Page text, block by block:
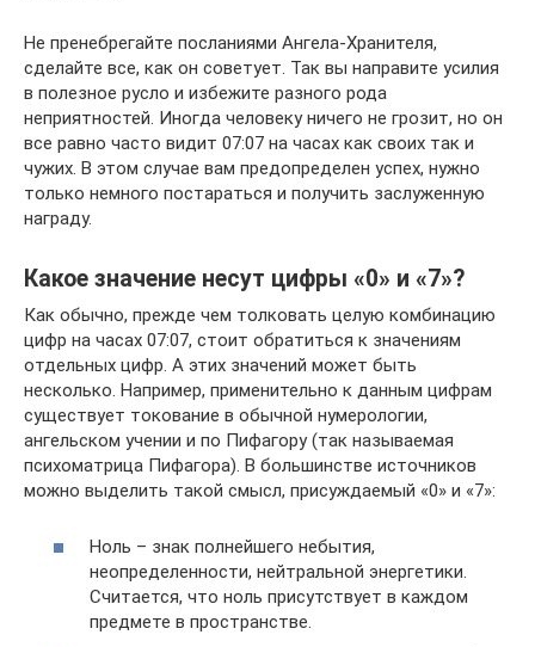
Не пренебрегайте посланиями Ангела-Хранителя,
сделайте все, как он советует. Так вы направите усилия
в полезное русло и избежите разного рода
неприятностей. Иногда человеку ничего не грозит, но он
все равно часто видит 07:07 на часах как своих так и
чужих. В этом случае вам предопределен успех, нужно
только немного постараться и получить заслуженную
награду.
Какое значение несут цифры «0» и «7»?
Как обычно, прежде чем толковать целую комбинацию
цифр на часах 07:07, стоит обратиться к значениям
отдельных цифр. А этих значений может быть
несколько. Например, применительно к данным цифрам
существует токование в обычной нумерологии,
ангельском учении и по Пифагору (так называемая
психоматрица Пифагора). В большинстве источников
можно выделить такой смысл, присуждаемый «0» и «7»:
Ноль – знак полнейшего небытия,
неопределенности, нейтральной энергетики.
Считается, что ноль присутствует в каждом
предмете в пространстве.